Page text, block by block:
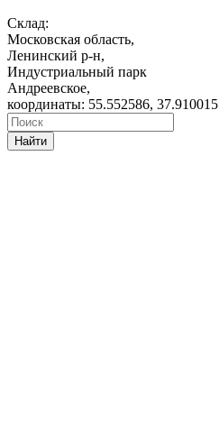
Склад:
Московская область,
Ленинский р-н,
Индустриальный парк
Андреевское,
координаты: 55.552586, 37.910015
Найти